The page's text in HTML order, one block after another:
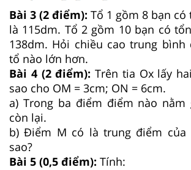
Bài 3 (2 điểm): Tổ 1 gồm 8 bạn có
là 115dm. Tổ 2 gồm 10 bạn có
138dm. Hỏi chiều cao trung bình
tổ nào lớn hơn.
Bài 4 (2 điểm): Trên tia Ox lấy
sao cho OM = 3cm; ON = 6cm.
a) Trong ba điểm điểm nào
còn lại.
b) Điểm M có là trung điểm của
sao?
Bài 5 (0,5 điểm): Tính: